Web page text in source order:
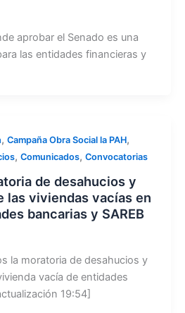
aprobar el Senado es una
las entidades financieras y
, Campaña Obra Social la PAH,
, Comunicados, Convocatorias
de desahucios y
las viviendas vacías en
bancarias y SAREB
la moratoria de desahucios y
vacía de entidades
19:54]